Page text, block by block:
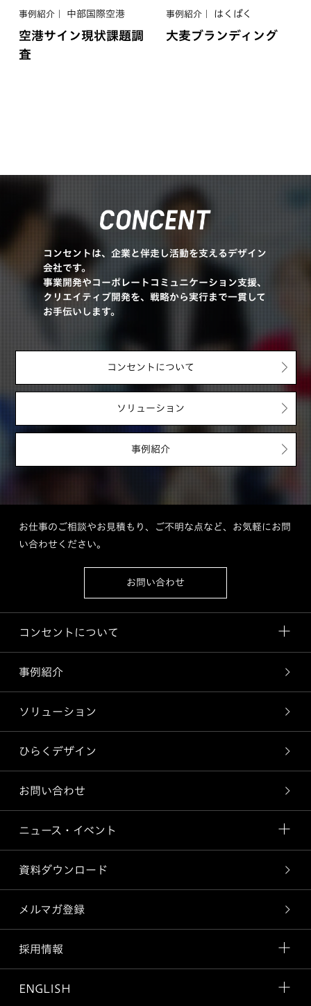
事例紹介 中部国際空港
空港サイン現状課題調
査
事例紹介 はくばく
大麦ブランディング
コンセントは、企業と伴走し活動を支えるデザイン
会社です。
事業開発やコーポレートコミュニケーション支援、
クリエイティブ開発を、戦略から実行まで一貫して
お手伝いします。
コンセントについて
ソリューション
事例紹介
お仕事のご相談やお見積もり、ご不明な点など、お気軽にお問
い合わせください。
お問い合わせ
コンセントについて
事例紹介
ソリューション
ひらくデザイン
お問い合わせ
ニュース・イベント
資料ダウンロード
メルマガ登録
採用情報
ENGLISH